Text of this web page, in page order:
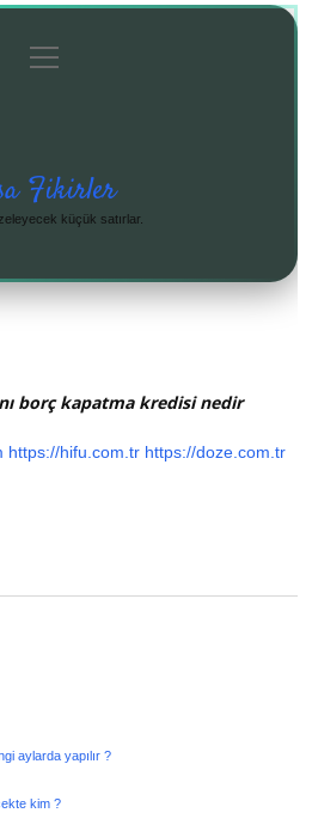
menüyü
aç
Fikirler
küçük satırlar.
borç kapatma kredisi nedir
https://hifu.com.tr https://doze.com.tr
aylarda yapılır ?
kim ?